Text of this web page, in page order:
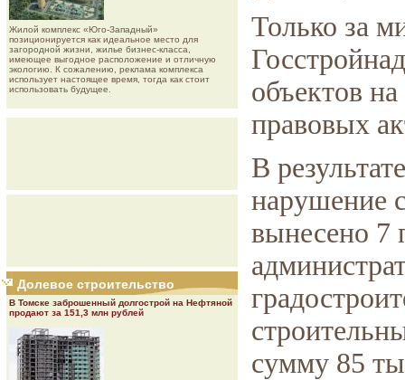
Жилой комплекс «Юго-Западный»
позиционируется как идеальное место для
загородной жизни, жилье бизнес-класса,
имеющее выгодное расположение и отличную
экологию. К сожалению, реклама комплекса
использует настоящее время, тогда как стоит
использовать будущее.
Долевое строительство
В Томске заброшенный долгострой на Нефтяной
продают за 151,3 млн рублей
Только за
объектов
правовых
В
нарушение
вынесено 7
сумму 85